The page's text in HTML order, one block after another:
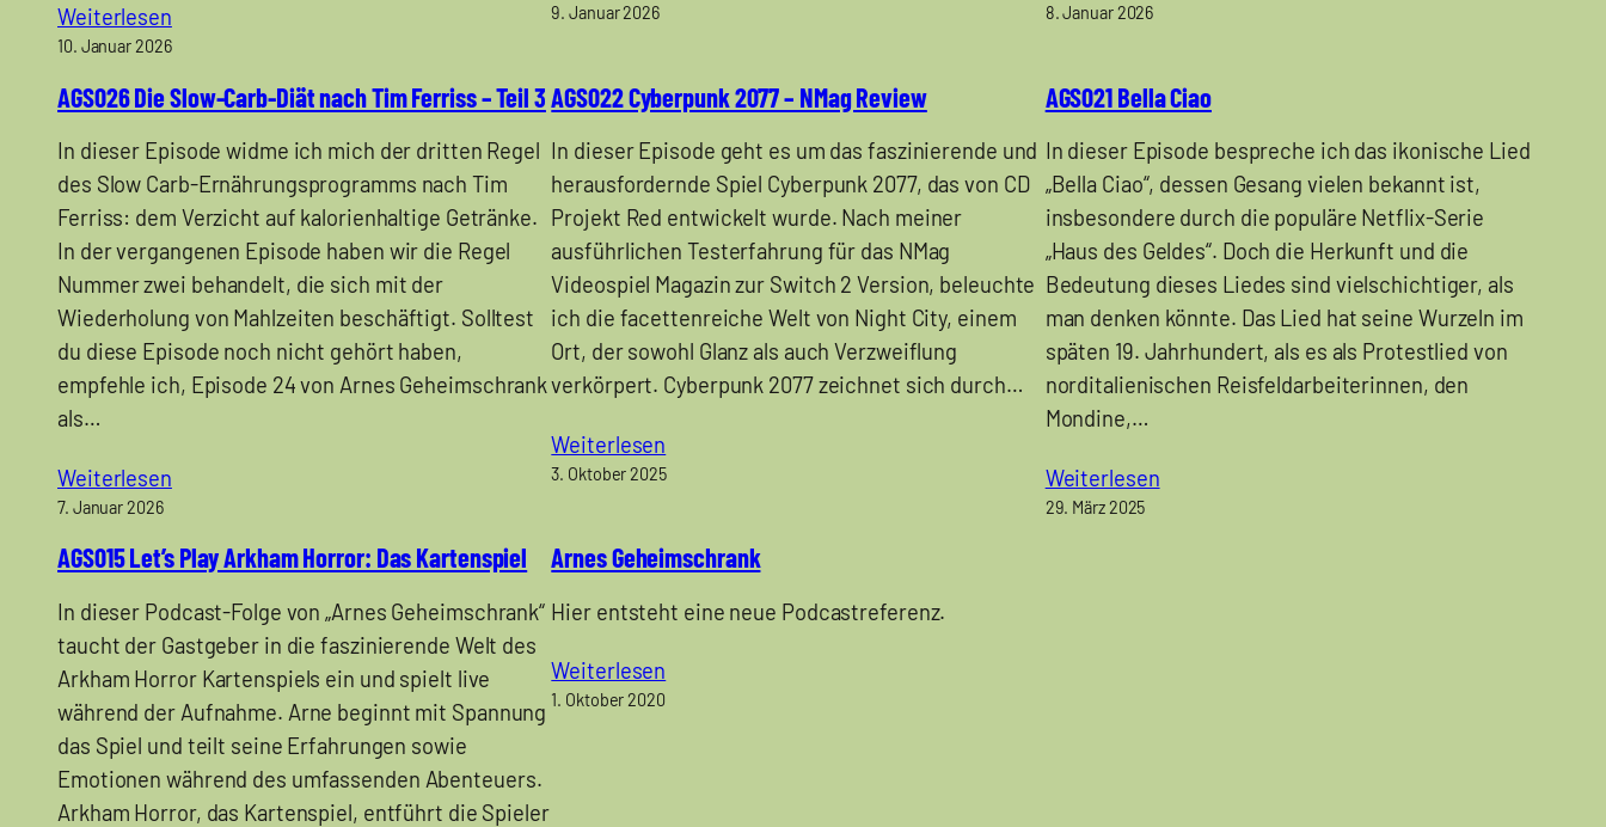
Weiterlesen
10. Januar 2026
9. Januar 2026 8. Januar 2026
AGS026 Die Slow-Carb-Diät nach Tim Ferriss – Teil 3
In dieser Episode widme ich mich der dritten Regel
des Slow Carb-Ernährungsprogramms nach Tim
Ferriss: dem Verzicht auf kalorienhaltige Getränke.
In der vergangenen Episode haben wir die Regel
Nummer zwei behandelt, die sich mit der
Wiederholung von Mahlzeiten beschäftigt. Solltest
du diese Episode noch nicht gehört haben,
empfehle ich, Episode 24 von Arnes Geheimschrank
als…
Weiterlesen
7. Januar 2026
AGS022 Cyberpunk 2077 – NMag Review
In dieser Episode geht es um das faszinierende und
herausfordernde Spiel Cyberpunk 2077, das von CD
Projekt Red entwickelt wurde. Nach meiner
ausführlichen Testerfahrung für das NMag
Videospiel Magazin zur Switch 2 Version, beleuchte
ich die facettenreiche Welt von Night City, einem
Ort, der sowohl Glanz als auch Verzweiflung
verkörpert. Cyberpunk 2077 zeichnet sich durch…
Weiterlesen
3. Oktober 2025
AGS021 Bella Ciao
In dieser Episode bespreche ich das ikonische Lied
„Bella Ciao“, dessen Gesang vielen bekannt ist,
insbesondere durch die populäre Netflix-Serie
„Haus des Geldes“. Doch die Herkunft und die
Bedeutung dieses Liedes sind vielschichtiger, als
man denken könnte. Das Lied hat seine Wurzeln im
späten 19. Jahrhundert, als es als Protestlied von
norditalienischen Reisfeldarbeiterinnen, den
Mondine,…
Weiterlesen
29. März 2025
AGS015 Let’s Play Arkham Horror: Das Kartenspiel
In dieser Podcast-Folge von „Arnes Geheimschrank“
taucht der Gastgeber in die faszinierende Welt des
Arkham Horror Kartenspiels ein und spielt live
während der Aufnahme. Arne beginnt mit Spannung
das Spiel und teilt seine Erfahrungen sowie
Emotionen während des umfassenden Abenteuers.
Arkham Horror, das Kartenspiel, entführt die Spieler
Arnes Geheimschrank
Hier entsteht eine neue Podcastreferenz.
Weiterlesen
1. Oktober 2020